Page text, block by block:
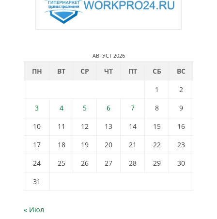
АВГУСТ 2026
ПН ВТ СР ЧТ ПТ СБ
ВС
1
2
3
4 5 6 7 8
9
10
11 12 13 14 15
16
17
18 19 20 21 22
23
24
25 26 27 28 29
30
31
« Июл